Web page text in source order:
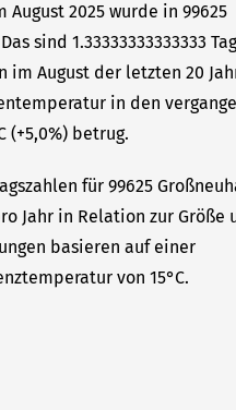
2025 wurde in 99625
sind 1.33333333333333
August der letzten 20
in den
(+5,0%) betrug.
für 99625
Jahr in Relation zur Größe
basieren auf einer
von 15°C.